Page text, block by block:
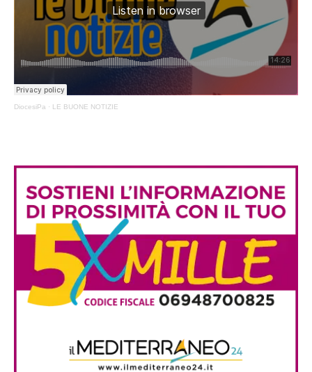
DiocesiPa · LE BUONE NOTIZIE